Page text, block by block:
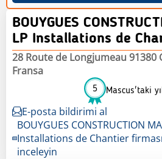
BOUYGUES
LP Installations de
28 Route de Longjumeau 91380
Fransa
5 Mascus'taki
E-posta bildirimi al
BOUYGUES CONSTRUCTION
Installations de Chantier
inceleyin